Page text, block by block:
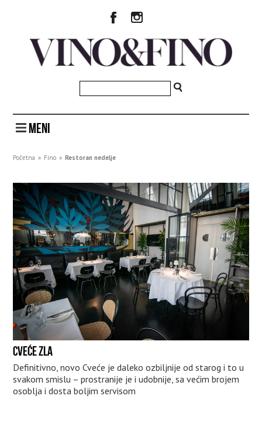
MENI
Početna » Fino » Restoran nedelje
CVEĆE ZLA
Definitivno, novo Cveće je daleko ozbiljnije od starog i to u
svakom smislu – prostranije je i udobnije, sa većim brojem
osoblja i dosta boljim servisom